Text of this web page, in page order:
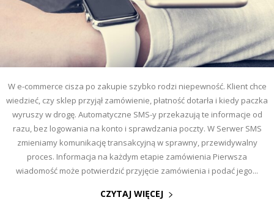
W e-commerce cisza po zakupie szybko rodzi niepewność. Klient chce
wiedzieć, czy sklep przyjął zamówienie, płatność dotarła i kiedy paczka
wyruszy w drogę. Automatyczne SMS-y przekazują te informacje od
razu, bez logowania na konto i sprawdzania poczty. W Serwer SMS
zmieniamy komunikację transakcyjną w sprawny, przewidywalny
proces. Informacja na każdym etapie zamówienia Pierwsza
wiadomość może potwierdzić przyjęcie zamówienia i podać jego...
CZYTAJ WIĘCEJ